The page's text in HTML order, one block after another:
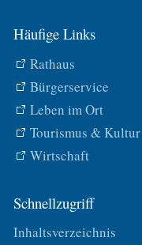
Häufige Links
Rathaus
Bürgerservice
Leben im Ort
Tourismus & Kultur
Wirtschaft
Schnellzugriff
Inhaltsverzeichnis